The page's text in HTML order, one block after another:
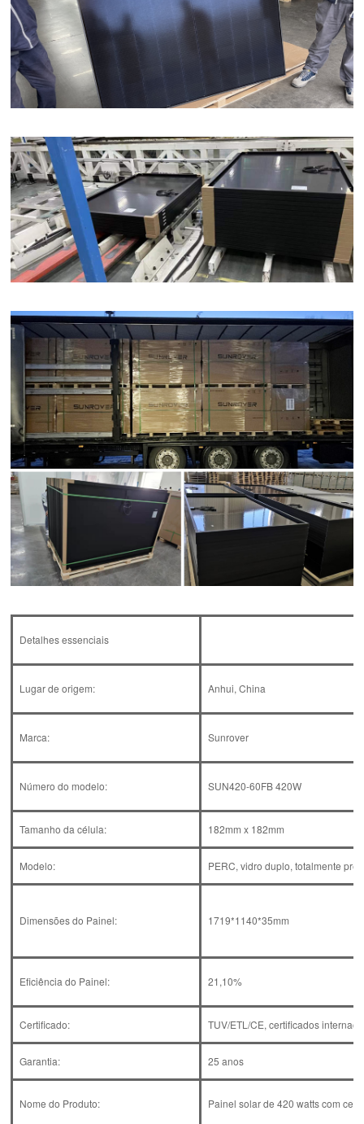
Detalhes essenciais
Lugar de origem: Anhui, China
Marca: Sunrover
Número do modelo: SUN420-60FB 420W
Tamanho da célula: 182mm x 182mm
Modelo: PERC, vidro duplo, totalmente
Dimensões do Painel: 1719*1140*35mm
Eficiência do Painel: 21,10%
Certificado: TUV/ETL/CE, certificados
Garantia: 25 anos
Nome do Produto: Painel solar de 420 watts com